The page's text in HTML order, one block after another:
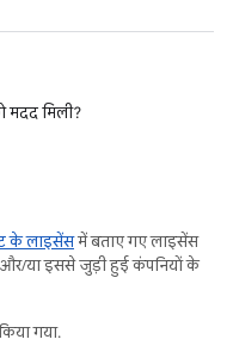
मदद मिली?
के लाइसेंसमें बताए गए लाइसेंस
या इससे जुड़ी हुई कंपनियों के
गया.